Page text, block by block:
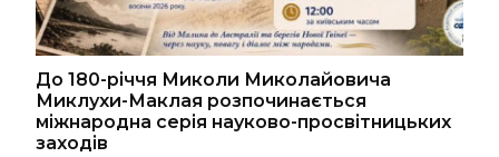
До 180-річчя Миколи Миколайовича
Миклухи-Маклая розпочинається
міжнародна серія науково-просвітницьких
заходів